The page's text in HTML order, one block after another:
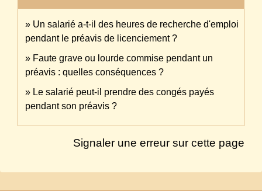
Un salarié a-t-il des heures de recherche d'emploi
pendant le préavis de licenciement ?
Faute grave ou lourde commise pendant un
préavis : quelles conséquences ?
Le salarié peut-il prendre des congés payés
pendant son préavis ?
Signaler une erreur sur cette page